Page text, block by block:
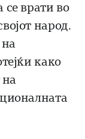
се врати во
народ.
на
како
на